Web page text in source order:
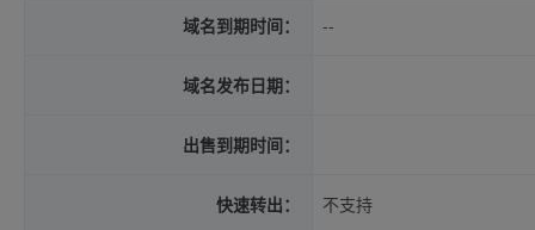
域名到期时间： --
域名发布日期：
出售到期时间：
快速转出： 不支持